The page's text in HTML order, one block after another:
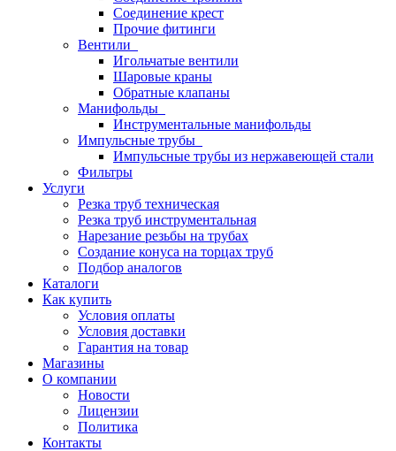
Соединение крест
Прочие фитинги
Вентили
Игольчатые вентили
Шаровые краны
Обратные клапаны
Манифольды
Инструментальные манифольды
Импульсные трубы
Импульсные трубы из нержавеющей стали
Фильтры
Услуги
Резка труб техническая
Резка труб инструментальная
Нарезание резьбы на трубах
Создание конуса на торцах труб
Подбор аналогов
Каталоги
Как купить
Условия оплаты
Условия доставки
Гарантия на товар
Магазины
О компании
Новости
Лицензии
Политика
Контакты